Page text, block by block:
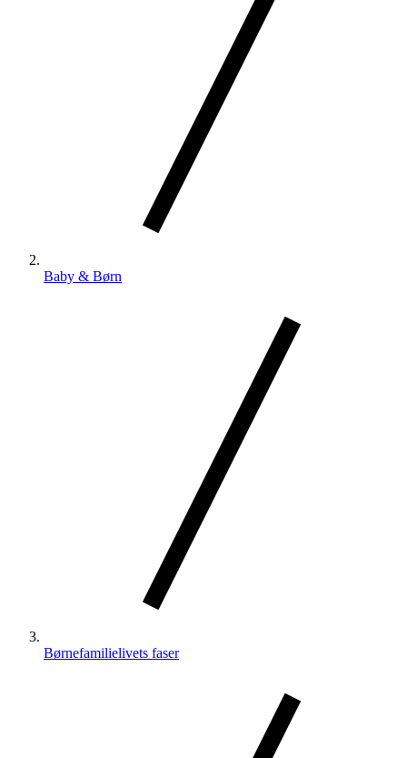
Baby & Børn
Børnefamilielivets faser